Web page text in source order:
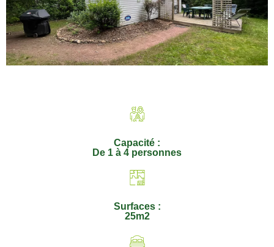
Capacité :
De 1 à 4 personnes
Surfaces :
25m2